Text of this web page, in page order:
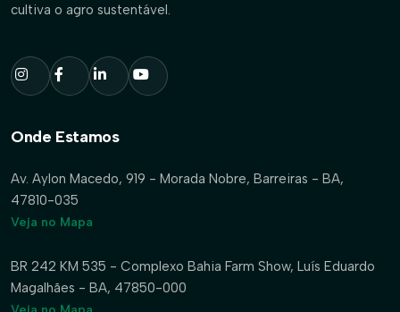
cultiva o agro sustentável.
Onde Estamos
Av. Aylon Macedo, 919 - Morada Nobre, Barreiras - BA,
47810-035
Veja no Mapa
BR 242 KM 535 - Complexo Bahia Farm Show, Luís Eduardo
Magalhães - BA, 47850-000